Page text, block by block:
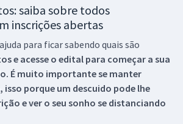
saiba sobre todos
inscrições abertas
para ficar sabendo quais são
e acesse o edital para começar a sua
É muito importante se manter
porque um descuido pode lhe
e ver o seu sonho se distanciando